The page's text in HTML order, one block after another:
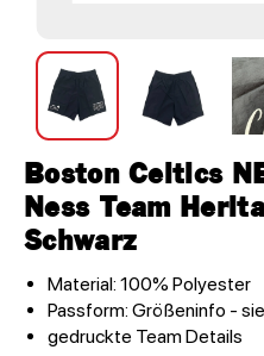
Boston Celtics
Ness Team
Schwarz
Material: 100% Polyester
Passform: Größeninfo -
gedruckte Team Details